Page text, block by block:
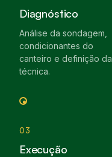
Diagnóstico
Análise da sondagem,
condicionantes do
canteiro e definição da
técnica.
03
Execução